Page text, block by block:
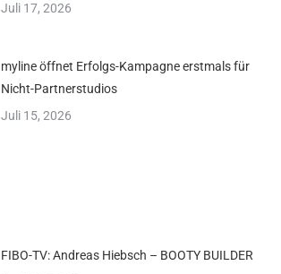
Juli 17, 2026
myline öffnet Erfolgs-Kampagne erstmals für
Nicht-Partnerstudios
Juli 15, 2026
FIBO-TV: Andreas Hiebsch – BOOTY BUILDER